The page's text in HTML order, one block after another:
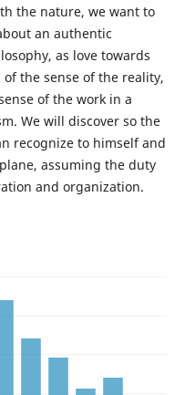
the nature, we want to
an authentic
as love towards
the sense of the reality,
of the work in a
We will discover so the
recognize to himself and
assuming the duty
and organization.